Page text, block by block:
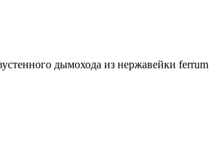
дымохода из нержавейки ferrum